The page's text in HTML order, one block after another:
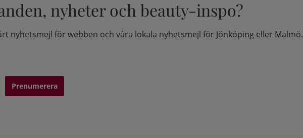
nyheter och beauty-inspo?
nyhetsmejl för webben och våra lokala nyhetsmejl för Jönköping eller Malmö.
på: